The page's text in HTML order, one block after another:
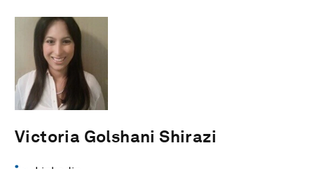
Victoria Golshani Shirazi